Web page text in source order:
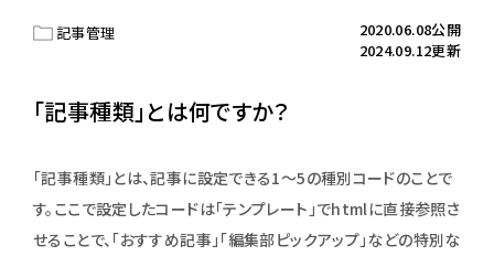
記事管理
2020.06.08公開
2024.09.12更新
「記事種類」とは何ですか？
「記事種類」とは、記事に設定できる1〜5の種別コードのことで
す。ここで設定したコードは「テンプレート」でhtmlに直接参照さ
せることで、「おすすめ記事」「編集部ピックアップ」などの特別な